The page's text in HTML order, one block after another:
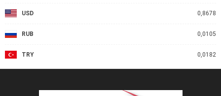
USD 0,8678
RUB 0,0105
TRY 0,0182